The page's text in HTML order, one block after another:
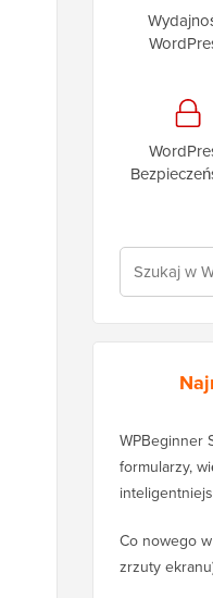
WPBeginner
formularzy,
Co nowego
zrzuty